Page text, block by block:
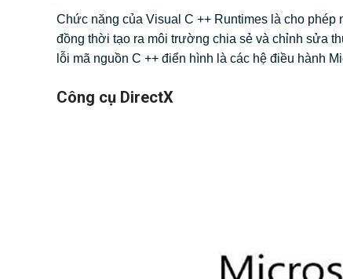
Chức năng của Visual C ++ Runtimes là cho
đồng thời tạo ra môi trường chia sẻ và chỉnh sửa
lỗi mã nguồn C ++ điển hình là các hệ điều hành
Công cụ DirectX